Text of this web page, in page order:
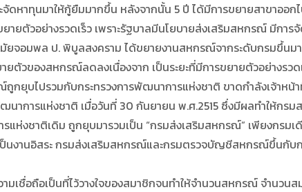
หาทุนมาให้กู้ยืมมากขึ้น หลังจากนั้น 5 ปี ได้มีการขยายสาขาออก
ยตัวอย่างรวดเร็ว เพราะรัฐบาลมีนโยบายส่งเสริมสหกรณ์ มีกา
มพล ป. พิบูลสงคราม ได้ขยายงานสหกรณ์จากระดับกรมขึ้นมาเ
ยตัวของสหกรณ์ลดลงเนื่องจาก เป็นระยะที่มีการขยายตัวอย่างร
กยุบไปรวมกับกระทรวงการพัฒนาการแห่งชาติ ขาดกำลังเจ้าหน้
าการแห่งชาติ เมื่อวันที่ 30 กันยายน พ.ศ.2515 ซึ่งมีผลทำให้ก
ห่งชาติเดิม ถูกยุบมารวมเป็น “กรมส่งเสริมสหกรณ์” เพียงกร
นงานอิสระ กรมส่งเสริมสหกรณ์และกรมตรวจบัญชีสหกรณ์ขึ้นกับ
เชื่อถือเป็นที่ไว้วางใจของสมาชิกจนทำให้จำนวนสหกรณ์ จำนวนส